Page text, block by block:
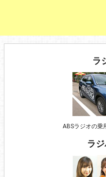
ラ
ABSラジオの乗
ラ